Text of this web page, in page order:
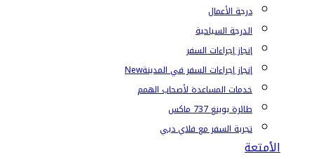
درجة الأعمال
الدرجة السياحية
إنجاز إجراءات السفر
إنجاز إجراءات السفر في المدينةNew
خدمات المساعدة لأصحاب الهمم
طائرة بوينغ 737 ماكس
تجربة السفر مع فلاي دبي
الأمتعة